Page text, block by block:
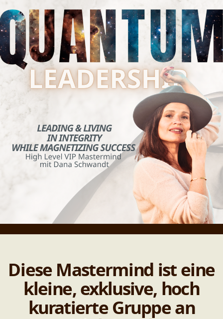
QUANTUM
LEADERSHIP
Leading & Living in integrity while
magnetizing success
Diese Mastermind ist eine
kleine, exklusive, hoch
kuratierte Gruppe an